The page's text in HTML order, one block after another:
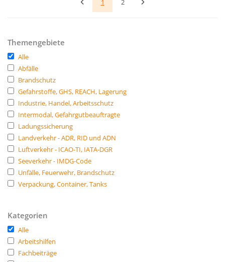
1 2
Themengebiete
Alle
Abfälle
Brandschutz
Gefahrstoffe, GHS, REACH, Lagerung
Industrie, Handel, Arbeitsschutz
Intermodal, Gefahrgutbeauftragte
Ladungssicherung
Landverkehr - ADR, RID und ADN
Luftverkehr - ICAO-TI, IATA-DGR
Seeverkehr - IMDG-Code
Unfälle, Feuerwehr, Brandschutz
Verpackung, Container, Tanks
Kategorien
Alle
Arbeitshilfen
Fachbeiträge